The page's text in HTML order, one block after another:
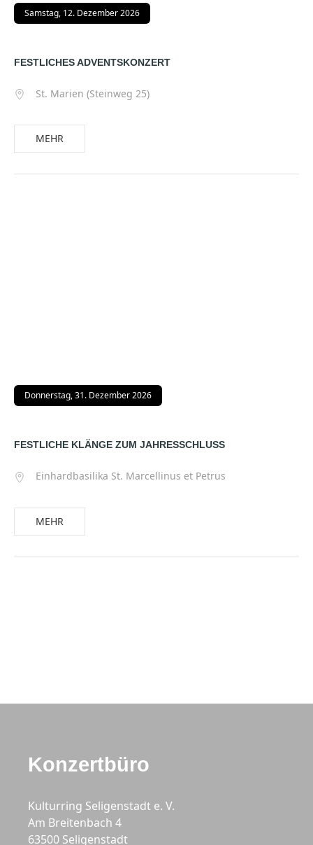
Samstag, 12. Dezember 2026
FESTLICHES ADVENTSKONZERT
St. Marien (Steinweg 25)
MEHR
Donnerstag, 31. Dezember 2026
FESTLICHE KLÄNGE ZUM JAHRESSCHLUSS
Einhardbasilika St. Marcellinus et Petrus
MEHR
Konzertbüro
Kulturring Seligenstadt e. V.
Am Breitenbach 4
63500 Seligenstadt